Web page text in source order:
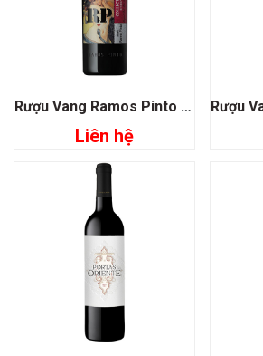
Rượu Vang Ramos Pinto Collector
Liên hệ